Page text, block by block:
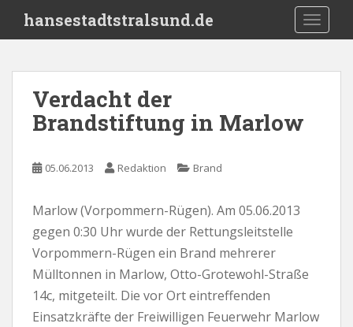
i
hansestadtstralsund.de
Verdacht der
Brandstiftung in Marlow
05.06.2013 Redaktion Brand
Marlow (Vorpommern-Rügen). Am 05.06.2013
gegen 0:30 Uhr wurde der Rettungsleitstelle
Vorpommern-Rügen ein Brand mehrerer
Mülltonnen in Marlow, Otto-Grotewohl-Straße
14c, mitgeteilt. Die vor Ort eintreffenden
Einsatzkräfte der Freiwilligen Feuerwehr Marlow